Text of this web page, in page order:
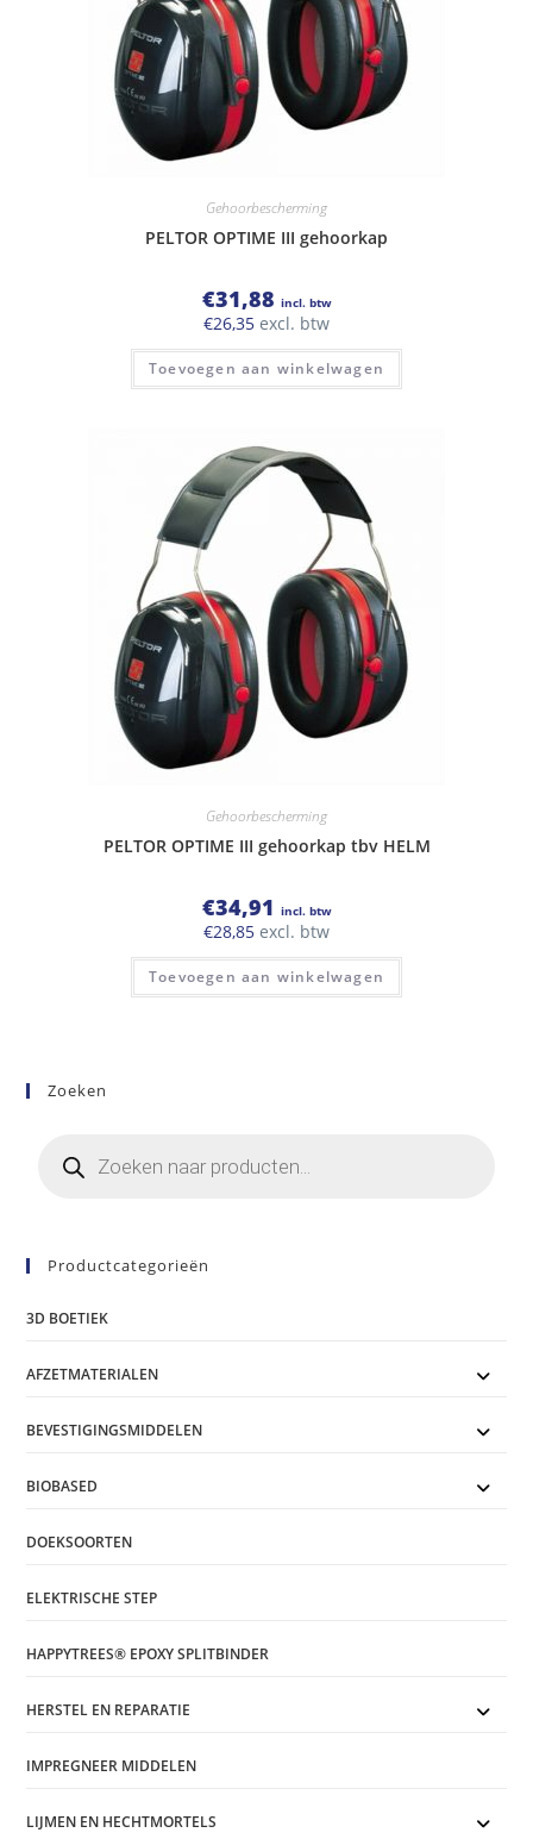
Gehoorbescherming
PELTOR OPTIME III gehoorkap
€31,88 incl. btw
€26,35 excl. btw
Toevoegen aan winkelwagen
Gehoorbescherming
PELTOR OPTIME III gehoorkap tbv HELM
€34,91 incl. btw
€28,85 excl. btw
Toevoegen aan winkelwagen
Zoeken
zoeken
Productcategorieën
3D BOETIEK
AFZETMATERIALEN
BEVESTIGINGSMIDDELEN
BIOBASED
DOEKSOORTEN
ELEKTRISCHE STEP
HAPPYTREES® EPOXY SPLITBINDER
HERSTEL EN REPARATIE
IMPREGNEER MIDDELEN
LIJMEN EN HECHTMORTELS